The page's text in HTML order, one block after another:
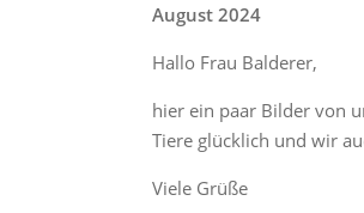
August 2024
Hallo Frau Balderer,
hier ein paar Bilder von
Tiere glücklich und wir
Viele Grüße